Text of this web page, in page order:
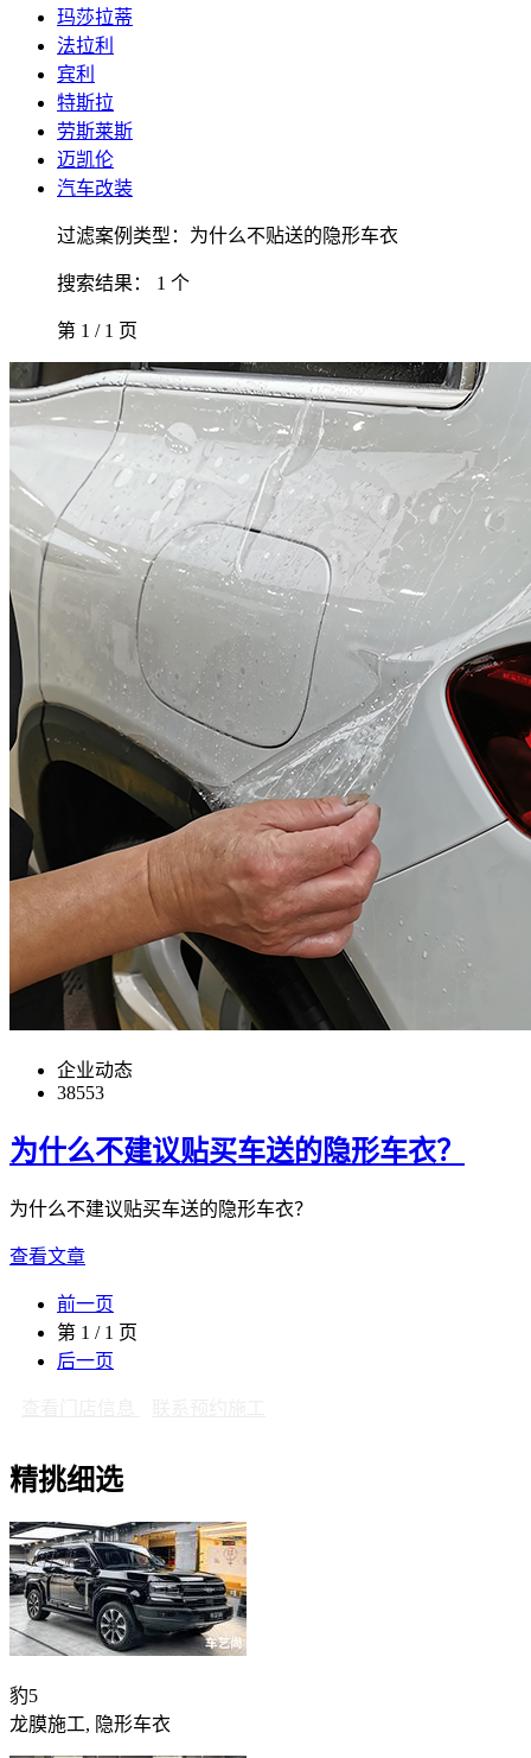
玛莎拉蒂
法拉利
宾利
特斯拉
劳斯莱斯
迈凯伦
汽车改装
过滤案例类型：为什么不贴送的隐形车衣
搜索结果： 1 个
第 1 / 1 页
企业动态
38553
为什么不建议贴买车送的隐形车衣？
为什么不建议贴买车送的隐形车衣？
查看文章
前一页
第 1 / 1 页
后一页
精挑细选
豹5
龙膜施工, 隐形车衣